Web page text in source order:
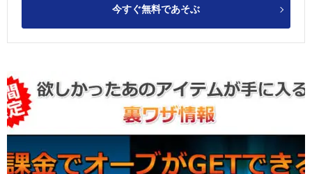
今すぐ無料であそぶ